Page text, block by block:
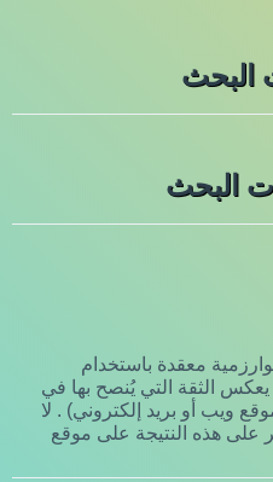
البحث
البحث
معقدة باستخدام
يعكس الثقة التي يُنصح بها في
ويب أو بريد إلكتروني) . لا
على هذه النتيجة على موقع